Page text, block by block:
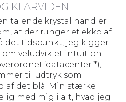
KLARVIDEN
talende krystal handler
at der runger et ekko af
det tidspunkt, jeg kigger
om veludviklet intuition
’datacenter’*),
til udtryk som
af det blå. Min stærke
med mig i alt, hvad jeg